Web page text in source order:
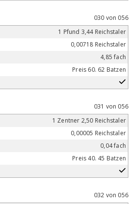
030 von 056
1 Pfund 3,44 Reichstaler
0,00718 Reichstaler
4,85 fach
Preis 60. 62 Batzen
031 von 056
1 Zentner 2,50 Reichstaler
0,00005 Reichstaler
0,04 fach
Preis 40. 45 Batzen
032 von 056